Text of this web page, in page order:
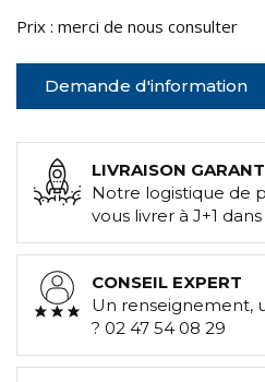
Prix : merci de nous consulter
Demande d'information
LIVRAISON
Notre logistique de
vous livrer à J+1
CONSEIL EXPERT
Un renseignement,
? 02 47 54 08 29